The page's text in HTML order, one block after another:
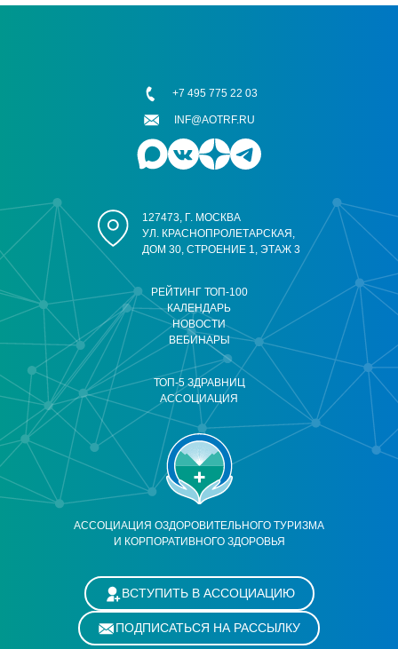
АССОЦИАЦИЯ ОЗДОРОВИТЕЛЬНОГО ТУРИЗМА
И КОРПОРАТИВНОГО ЗДОРОВЬЯ
РЕЙТИНГ ТОП-100
КАЛЕНДАРЬ
НОВОСТИ
ВЕБИНАРЫ
ТОП-5 ЗДРАВНИЦ
АССОЦИАЦИЯ
127473, Г. МОСКВА
УЛ. КРАСНОПРОЛЕТАРСКАЯ,
ДОМ 30, СТРОЕНИЕ 1, ЭТАЖ 3
+7 495 775 22 03
INF@AOTRF.RU
ВСТУПИТЬ В АССОЦИАЦИЮ
ПОДПИСАТЬСЯ НА РАССЫЛКУ